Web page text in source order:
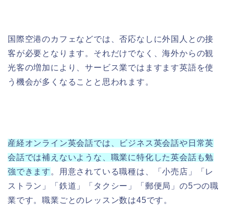
国際空港のカフェなどでは、否応なしに外国人との接
客が必要となります。それだけでなく、海外からの観
光客の増加により、サービス業ではますます英語を使
う機会が多くなることと思われます。
産経オンライン英会話では、ビジネス英会話や日常英
会話では補えないような、職業に特化した英会話も勉
強できます 。用意されている職種は、
「小売店」「レ
ストラン」「鉄道」「タクシー」「郵便局」の5つの職
業です。職業ごとのレッスン数は45です。